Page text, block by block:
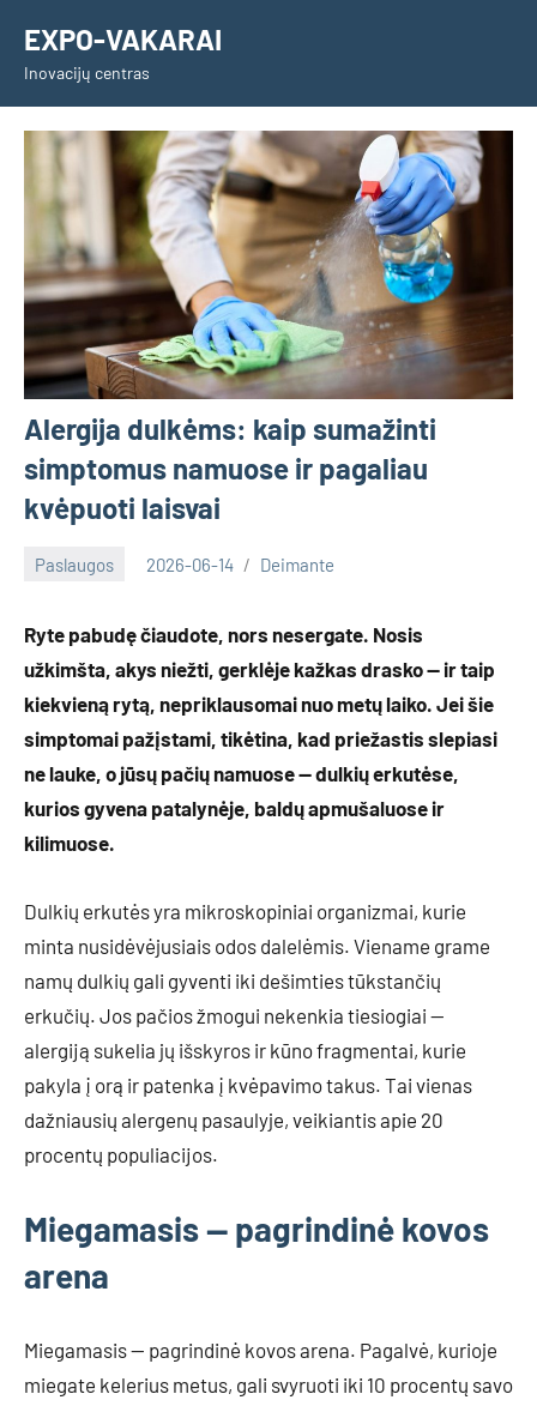
content
EXPO-VAKARAI
Inovacijų centras
Alergija dulkėms: kaip sumažinti
simptomus namuose ir pagaliau
kvėpuoti laisvai
Paslaugos 2026-06-14 Deimante
Ryte pabudę čiaudote, nors nesergate. Nosis
užkimšta, akys niežti, gerklėje kažkas drasko — ir taip
kiekvieną rytą, nepriklausomai nuo metų laiko. Jei šie
simptomai pažįstami, tikėtina, kad priežastis slepiasi
ne lauke, o jūsų pačių namuose — dulkių erkutėse,
kurios gyvena patalynėje, baldų apmušaluose ir
kilimuose.
Dulkių erkutės yra mikroskopiniai organizmai, kurie
minta nusidėvėjusiais odos dalelėmis. Viename grame
namų dulkių gali gyventi iki dešimties tūkstančių
erkučių. Jos pačios žmogui nekenkia tiesiogiai —
alergiją sukelia jų išskyros ir kūno fragmentai, kurie
pakyla į orą ir patenka į kvėpavimo takus. Tai vienas
dažniausių alergenų pasaulyje, veikiantis apie 20
procentų populiacijos.
Miegamasis — pagrindinė kovos
arena
Miegamasis — pagrindinė kovos arena. Pagalvė, kurioje
miegate kelerius metus, gali svyruoti iki 10 procentų savo